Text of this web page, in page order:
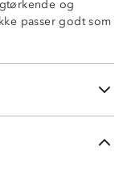
og
passer godt som